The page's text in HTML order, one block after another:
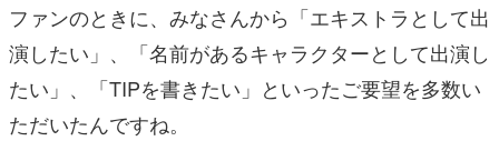
ファンのときに、みなさんから「エキストラとして出
演したい」、「名前があるキャラクターとして出演し
たい」、「TIPを書きたい」といったご要望を多数い
ただいたんですね。